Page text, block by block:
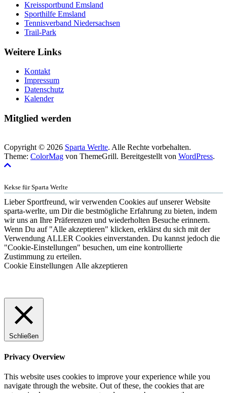
Kreissportbund Emsland
Sporthilfe Emsland
Tennisverband Niedersachsen
Trail-Park
Weitere Links
Kontakt
Impressum
Datenschutz
Kalender
Mitglied werden
Copyright © 2026 Sparta Werlte. Alle Rechte vorbehalten.
Theme: ColorMag von ThemeGrill. Bereitgestellt von WordPress.
Kekse für Sparta Werlte
Lieber Sportfreund, wir verwenden Cookies auf unserer Website
sparta-werlte, um Dir die bestmögliche Erfahrung zu bieten, indem
wir uns an Ihre Präferenzen und wiederholten Besuche erinnern.
Wenn Du auf "Alle akzeptieren" klicken, erklärst du sich mit der
Verwendung ALLER Cookies einverstanden. Du kannst jedoch die
"Cookie-Einstellungen" besuchen, um eine kontrollierte
Zustimmung zu erteilen.
Cookie Einstellungen Alle akzeptieren
Schließen
Privacy Overview
This website uses cookies to improve your experience while you
navigate through the website. Out of these, the cookies that are